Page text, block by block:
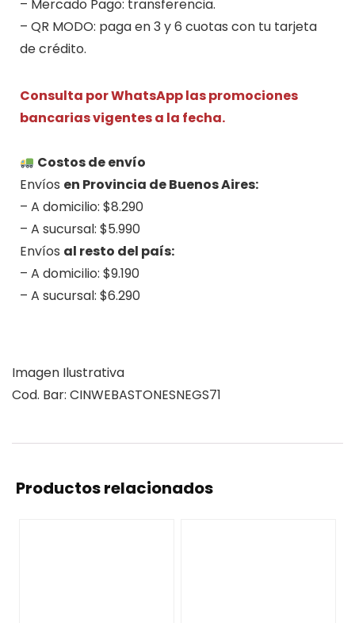
– Mercado Pago: transferencia.
– QR MODO: paga en 3 y 6 cuotas con tu tarjeta
de crédito.
Consulta por WhatsApp las promociones
bancarias vigentes a la fecha.
Costos de envío
Envíos en Provincia de Buenos Aires:
– A domicilio: $8.290
– A sucursal: $5.990
Envíos al resto del país:
– A domicilio: $9.190
– A sucursal: $6.290
Imagen Ilustrativa
Cod. Bar: CINWEBASTONESNEGS71
Productos relacionados